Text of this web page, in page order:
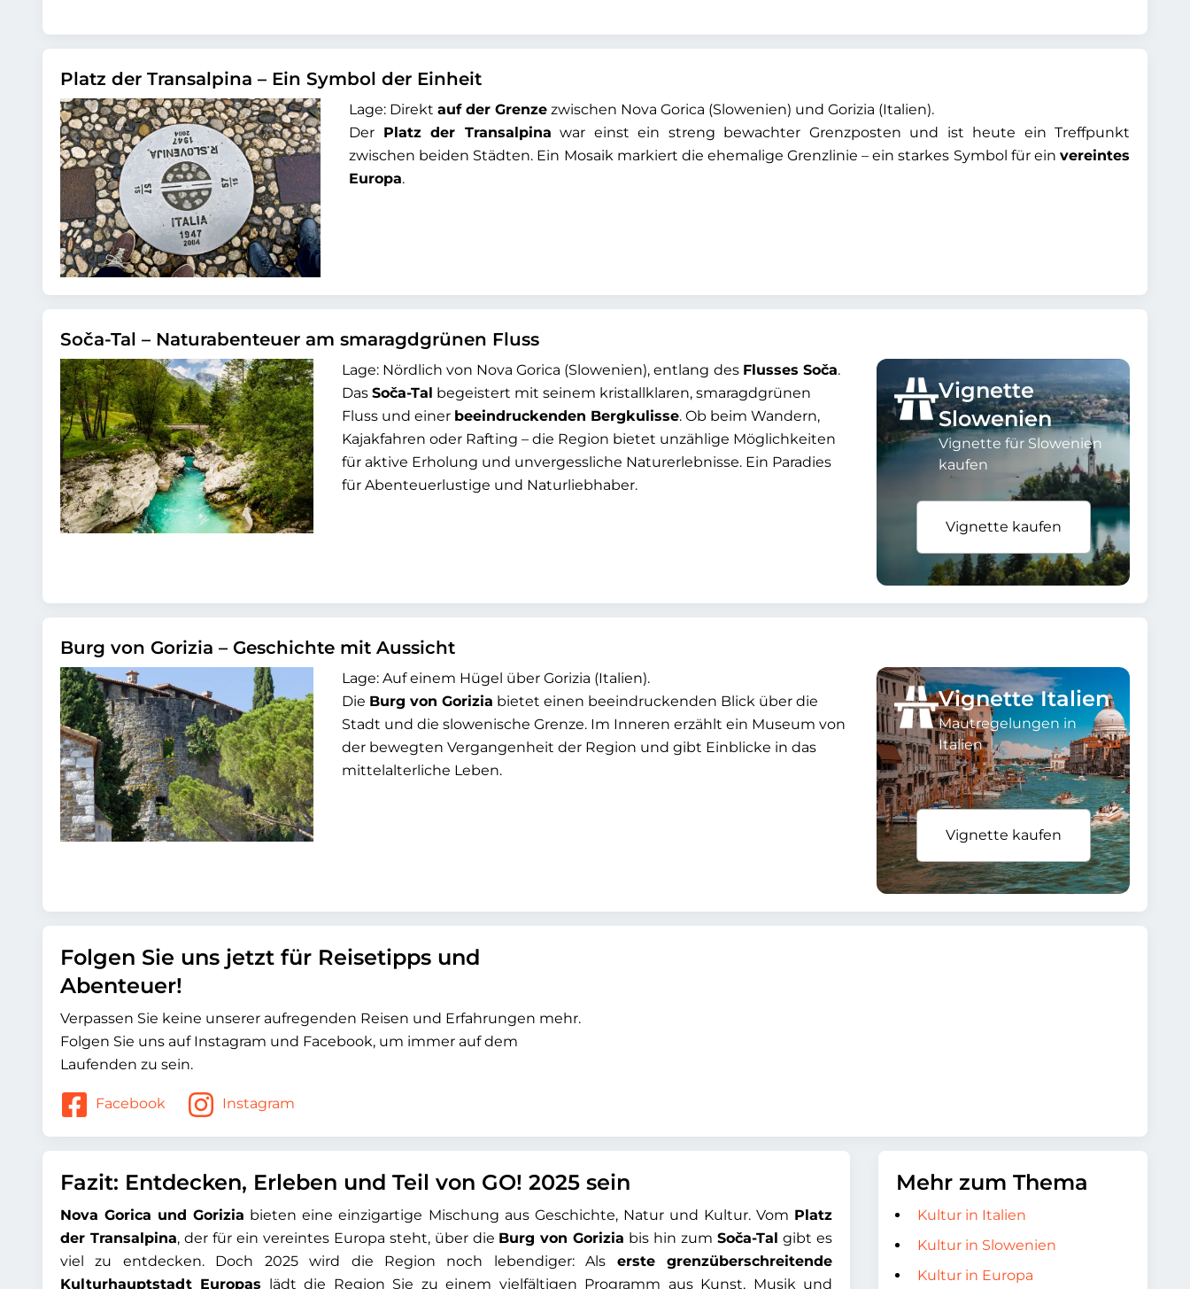
Platz der Transalpina – Ein Symbol der Einheit
Lage: Direkt auf der Grenze zwischen Nova Gorica (Slowenien) und Gorizia (Italien).
Der Platz der Transalpina war einst ein streng bewachter Grenzposten und ist heute ein Treffpunkt
zwischen beiden Städten. Ein Mosaik markiert die ehemalige Grenzlinie – ein starkes Symbol für ein vereintes
Europa.
Soča-Tal – Naturabenteuer am smaragdgrünen Fluss
Lage: Nördlich von Nova Gorica (Slowenien), entlang des Flusses Soča.
Das Soča-Tal begeistert mit seinem kristallklaren, smaragdgrünen
Fluss und einer beeindruckenden Bergkulisse. Ob beim Wandern,
Kajakfahren oder Rafting – die Region bietet unzählige Möglichkeiten
für aktive Erholung und unvergessliche Naturerlebnisse. Ein Paradies
für Abenteuerlustige und Naturliebhaber.
Vignette
Slowenien
Vignette für Slowenien
kaufen
Vignette kaufen
Burg von Gorizia – Geschichte mit Aussicht
Lage: Auf einem Hügel über Gorizia (Italien).
Die Burg von Gorizia bietet einen beeindruckenden Blick über die
Stadt und die slowenische Grenze. Im Inneren erzählt ein Museum von
der bewegten Vergangenheit der Region und gibt Einblicke in das
mittelalterliche Leben.
Vignette Italien
Mautregelungen in
Italien
Vignette kaufen
Folgen Sie uns jetzt für Reisetipps und
Abenteuer!
Verpassen Sie keine unserer aufregenden Reisen und Erfahrungen mehr.
Folgen Sie uns auf Instagram und Facebook, um immer auf dem
Laufenden zu sein.
Facebook Instagram
Fazit: Entdecken, Erleben und Teil von GO! 2025 sein
Nova Gorica und Gorizia bieten eine einzigartige Mischung aus Geschichte, Natur und Kultur. Vom Platz
der Transalpina, der für ein vereintes Europa steht, über die Burg von Gorizia bis hin zumSoča-Tal gibt es
viel zu entdecken. Doch 2025 wird die Region noch lebendiger: Als erste grenzüberschreitende
Kulturhauptstadt Europas lädt die Region Sie zu einem vielfältigen Programm aus Kunst, Musik und
Mehr zum Thema
Kultur in Italien
Kultur in Slowenien
Kultur in Europa